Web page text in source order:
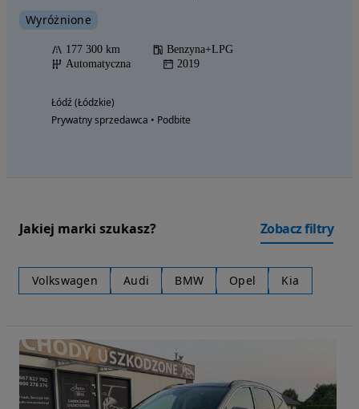
Wyróżnione
177 300 km
Benzyna+LPG
Automatyczna
2019
Łódź (Łódzkie)
Prywatny sprzedawca • Podbite
Jakiej marki szukasz? Zobacz filtry
Volkswagen Audi BMW Opel Kia